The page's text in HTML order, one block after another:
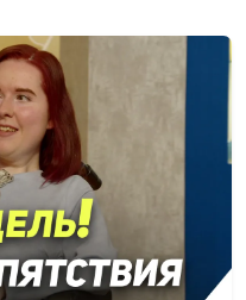
Марютичев,
АДРА в
федеральном
и Крыму; Роман
региональный